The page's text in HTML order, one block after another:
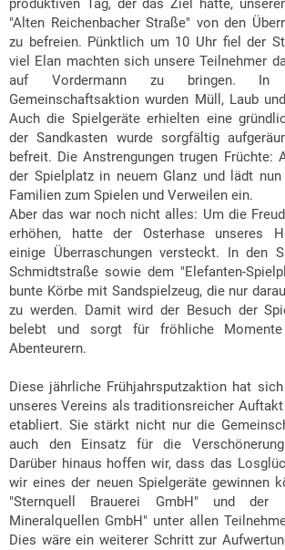
produktiven Tag, der das Ziel hatte,
"Alten Reichenbacher Straße" von den
zu befreien. Pünktlich um 10 Uhr fiel der
viel Elan machten sich unsere Teilnehmer
auf Vordermann zu bringen. In
Gemeinschaftsaktion wurden Müll, Laub
Auch die Spielgeräte erhielten eine
der Sandkasten wurde sorgfältig
befreit. Die Anstrengungen trugen Früchte:
der Spielplatz in neuem Glanz und lädt
Familien zum Spielen und Verweilen ein.
Aber das war noch nicht alles: Um die
erhöhen, hatte der Osterhase unseres
einige Überraschungen versteckt. In den
Schmidtstraße sowie dem "Elefanten-
bunte Körbe mit Sandspielzeug, die nur
zu werden. Damit wird der Besuch der
belebt und sorgt für fröhliche
Abenteurern.
Diese jährliche Frühjahrsputzaktion hat
unseres Vereins als traditionsreicher
etabliert. Sie stärkt nicht nur die
auch den Einsatz für die
Darüber hinaus hoffen wir, dass das
wir eines der neuen Spielgeräte gewinnen
"Sternquell Brauerei GmbH" und der
Mineralquellen GmbH" unter allen
Dies wäre ein weiterer Schritt zur